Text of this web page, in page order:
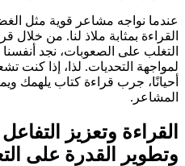
عندما نواجه مشاعر قوية مثل
القراءة بمثابة ملاذ لنا. من
التغلب على الصعوبات، نجد
لمواجهة التحديات. لذا، إذا
أحيانًا، جرب قراءة كتاب يلهمك
المشاعر.
القراءة وتعزيز
وتطوير القدرة على